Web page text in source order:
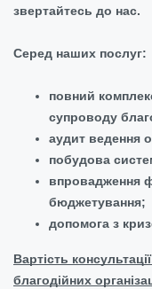
звертайтесь до нас.
Серед наших послуг:
повний
супроводу
аудит ведення
побудова
впровадження
бюджетування;
допомога з
Вартість
благодійних